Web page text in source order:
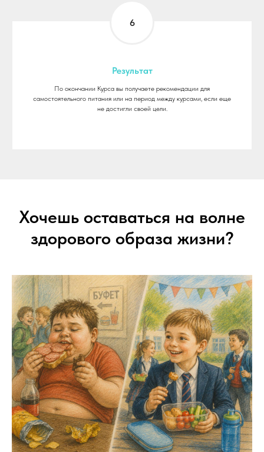
Результат
По окончании Курса вы получаете рекомендации для
самостоятельного питания или на период между курсами, если еще
не достигли своей цели.
Хочешь оставаться на волне
здорового образа жизни?